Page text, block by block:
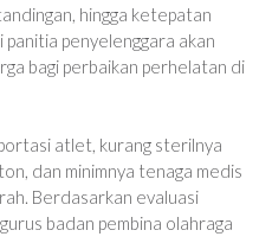
hingga ketepatan
penyelenggara akan
bagi perbaikan perhelatan di
atlet, kurang sterilnya
dan minimnya tenaga medis
Berdasarkan evaluasi
badan pembina olahraga